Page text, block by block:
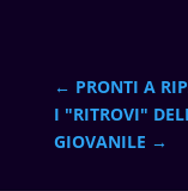
← PRONTI A
I "RITROVI"
GIOVANILE →